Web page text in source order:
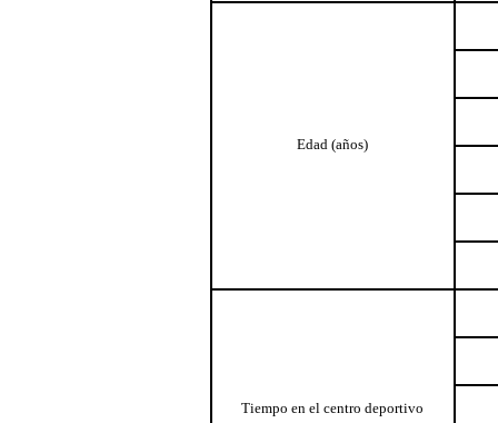
Edad (años)
Tiempo en el centro deportivo